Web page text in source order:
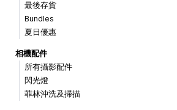
最後存貨
Bundles
夏日優惠
相機配件
所有攝影配件
閃光燈
菲林沖洗及掃描